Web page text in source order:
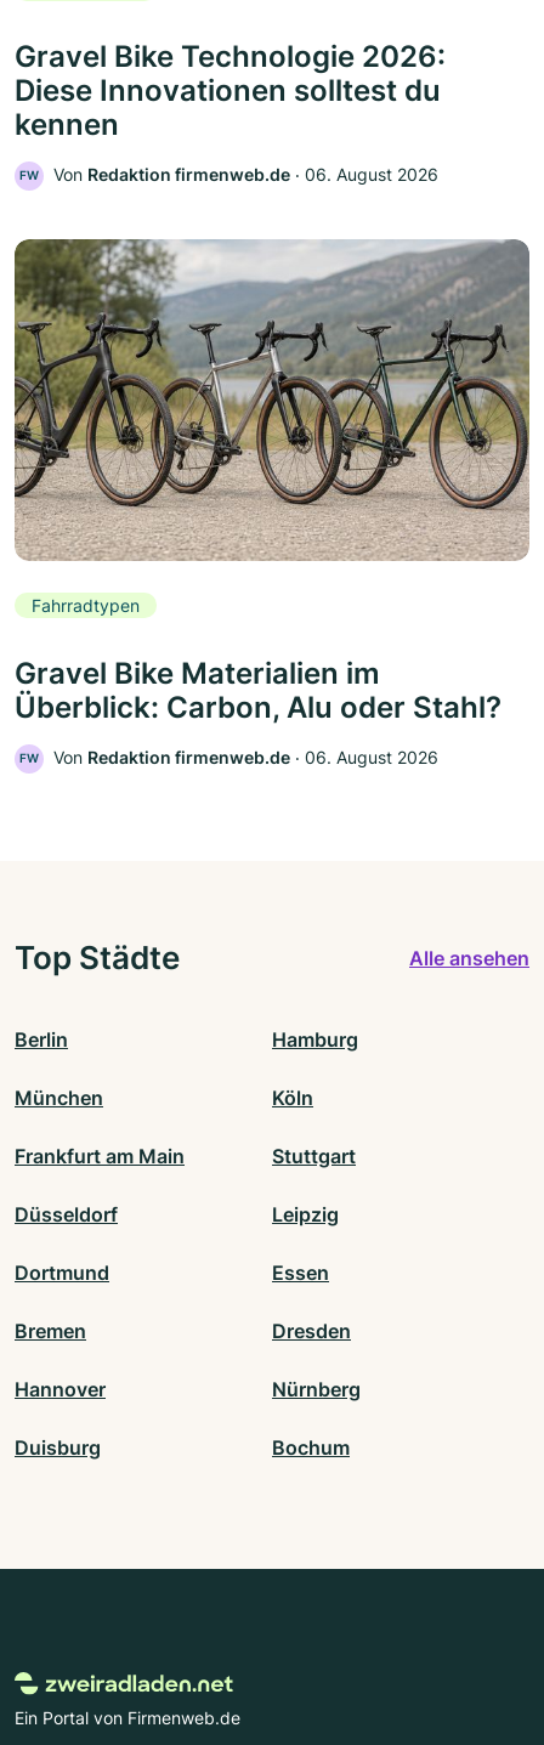
Gravel Bike Technologie 2026:
Diese Innovationen solltest du
kennen
FW Von Redaktion firmenweb.de ‧ 06. August 2026
Fahrradtypen
Gravel Bike Materialien im
Überblick: Carbon, Alu oder Stahl?
FW Von Redaktion firmenweb.de ‧ 06. August 2026
Top Städte Alle ansehen
Berlin Hamburg
München Köln
Frankfurt am Main Stuttgart
Düsseldorf Leipzig
Dortmund Essen
Bremen Dresden
Hannover Nürnberg
Duisburg Bochum
Ein Portal von Firmenweb.de